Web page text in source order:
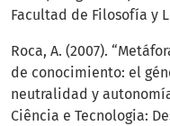
Facultad de Filosofía y
Roca, A. (2007).
de conocimiento: el
neutralidad y
Ciência e Tecnologia: